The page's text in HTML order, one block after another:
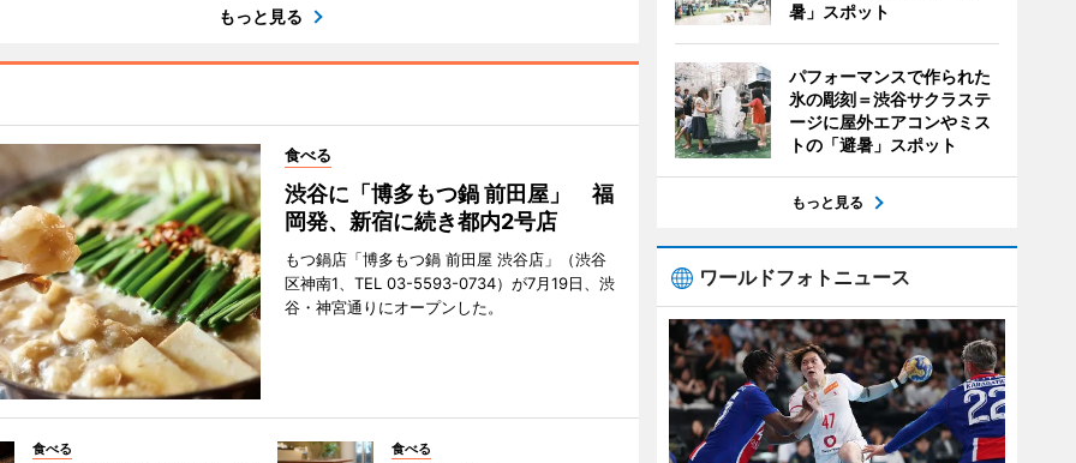
もっと見る
食べる
渋谷に「博多もつ鍋 前田屋」 福
岡発、新宿に続き都内2号店
もつ鍋店「博多もつ鍋 前田屋 渋谷店」（渋谷
区神南1、TEL 03-5593-0734）が7月19日、渋
谷・神宮通りにオープンした。
食べる 食べる
暑」スポット
パフォーマンスで作られた
氷の彫刻＝渋谷サクラステ
ージに屋外エアコンやミス
トの「避暑」スポット
もっと見る
ワールドフォトニュース